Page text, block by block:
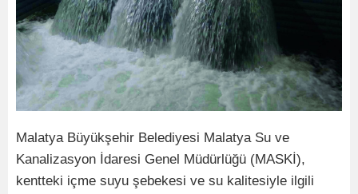
Malatya Büyükşehir Belediyesi Malatya Su ve
Kanalizasyon İdaresi Genel Müdürlüğü (MASKİ),
kentteki içme suyu şebekesi ve su kalitesiyle ilgili